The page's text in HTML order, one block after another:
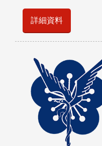
詳細資料